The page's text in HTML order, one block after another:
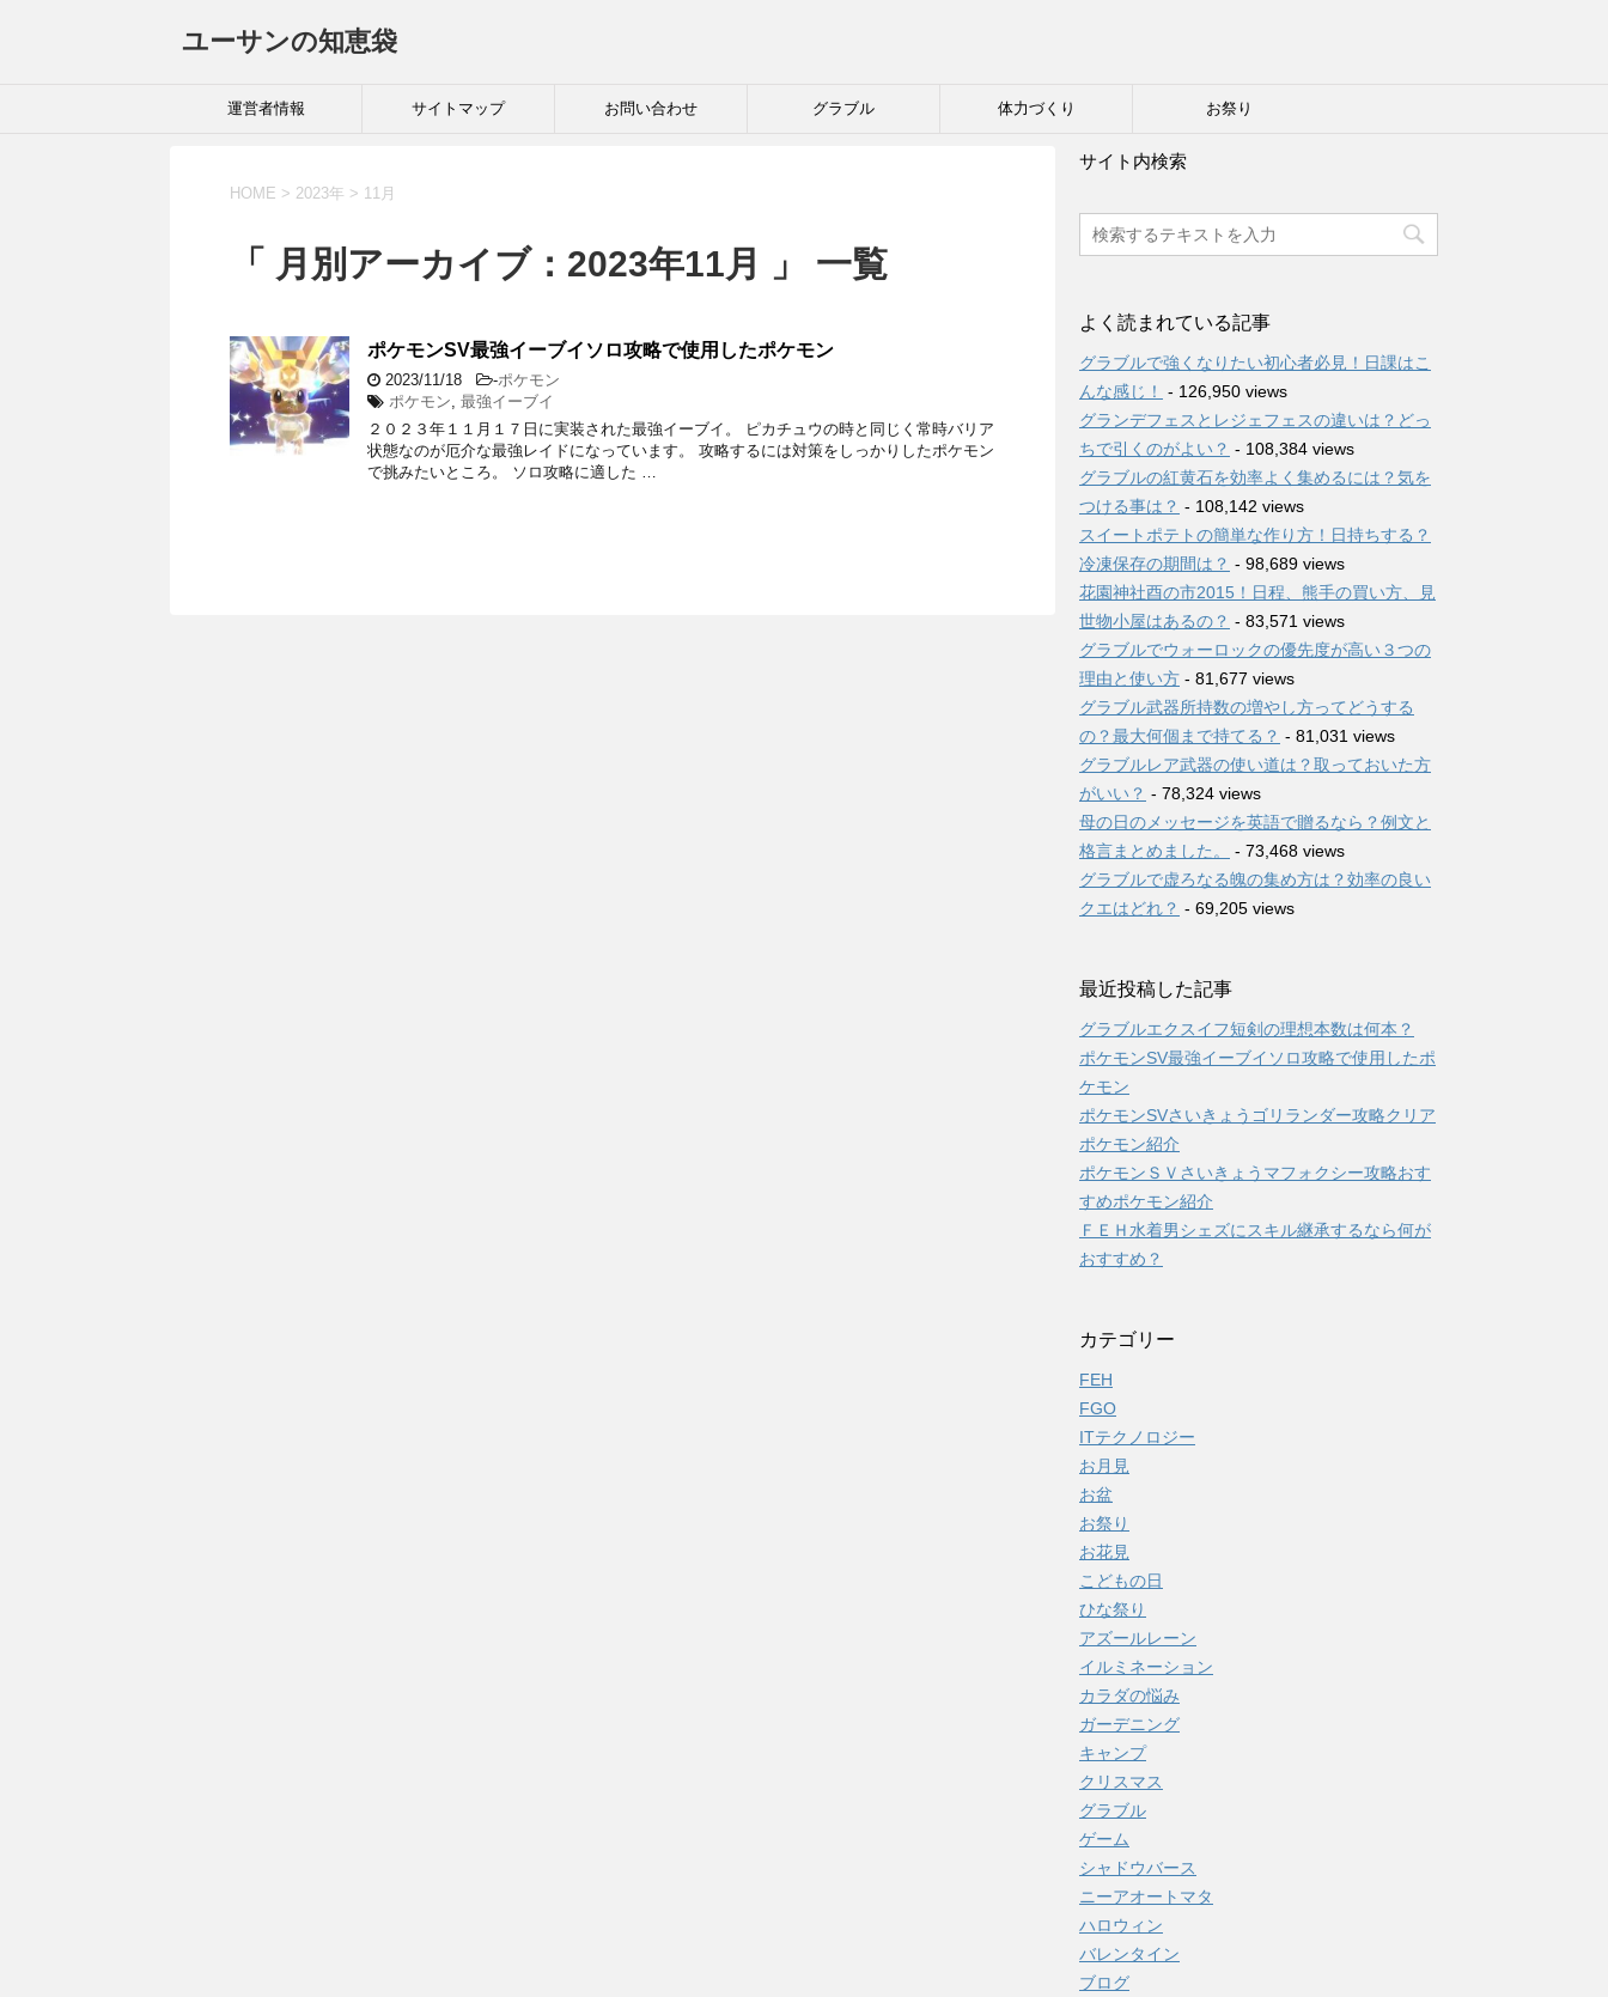
ユーサンの知恵袋
運営者情報 サイトマップ お問い合わせ グラブル 体力づくり お祭り
HOME > 2023年 > 11月
「 月別アーカイブ：2023年11月 」 一覧
ポケモンSV最強イーブイソロ攻略で使用したポケモン
2023/11/18 -ポケモン
ポケモン, 最強イーブイ
２０２３年１１月１７日に実装された最強イーブイ。 ピカチュウの時と同じく常時バリア
状態なのが厄介な最強レイドになっています。 攻略するには対策をしっかりしたポケモン
で挑みたいところ。 ソロ攻略に適した …
サイト内検索
よく読まれている記事
グラブルで強くなりたい初心者必見！日課はこ
んな感じ！
- 126,950 views
グランデフェスとレジェフェスの違いは？どっ
ちで引くのがよい？ - 108,384 views
グラブルの紅黄石を効率よく集めるには？気を
つける事は？ - 108,142 views
スイートポテトの簡単な作り方！日持ちする？
冷凍保存の期間は？ - 98,689 views
花園神社酉の市2015！日程、熊手の買い方、見
世物小屋はあるの？ - 83,571 views
グラブルでウォーロックの優先度が高い３つの
理由と使い方 - 81,677 views
グラブル武器所持数の増やし方ってどうする
の？最大何個まで持てる？ - 81,031 views
グラブルレア武器の使い道は？取っておいた方
がいい？ - 78,324 views
母の日のメッセージを英語で贈るなら？例文と
格言まとめました。
- 73,468 views
グラブルで虚ろなる魄の集め方は？効率の良い
クエはどれ？ - 69,205 views
最近投稿した記事
グラブルエクスイフ短剣の理想本数は何本？
ポケモンSV最強イーブイソロ攻略で使用したポ
ケモン
ポケモンSVさいきょうゴリランダー攻略クリア
ポケモン紹介
ポケモンＳＶさいきょうマフォクシー攻略おす
すめポケモン紹介
ＦＥＨ水着男シェズにスキル継承するなら何が
おすすめ？
カテゴリー
FEH
FGO
ITテクノロジー
お月見
お盆
お祭り
お花見
こどもの日
ひな祭り
アズールレーン
イルミネーション
カラダの悩み
ガーデニング
キャンプ
クリスマス
グラブル
ゲーム
シャドウバース
ニーアオートマタ
ハロウィン
バレンタイン
ブログ